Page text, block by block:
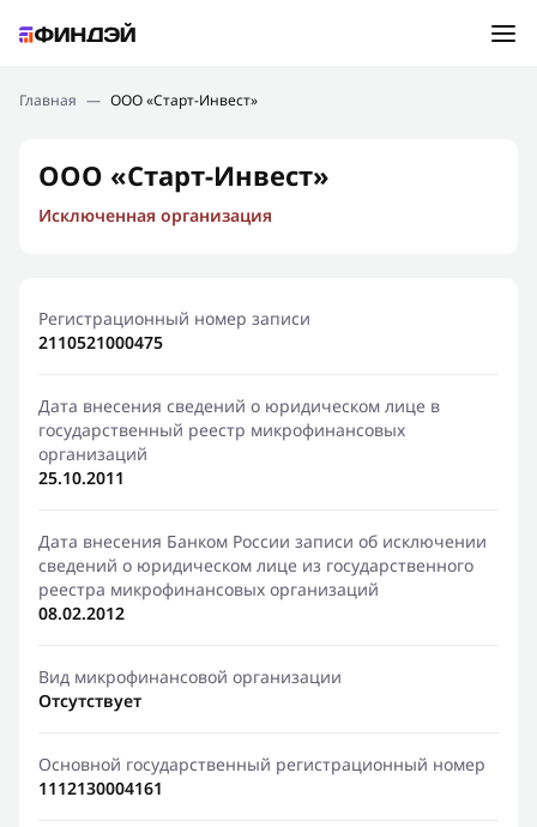
Подбор займа
Новости
Финансовое просвещение
Главная — ООО «Старт-Инвест»
ООО «Старт-Инвест»
Исключенная организация
Регистрационный номер записи
2110521000475
Дата внесения сведений о юридическом лице в
государственный реестр микрофинансовых
организаций
25.10.2011
Дата внесения Банком России записи об исключении
сведений о юридическом лице из государственного
реестра микрофинансовых организаций
08.02.2012
Вид микрофинансовой организации
Отсутствует
Основной государственный регистрационный номер
1112130004161
Ошибка:Контактная форма не найдена.
Спасибо, что написали нам
Мы свяжемся с Вами в ближайшее время и сообщим
результат
Отправить новый запрос